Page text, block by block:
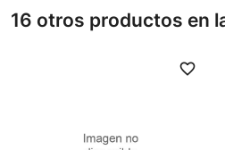
16 otros productos en
favorite_border